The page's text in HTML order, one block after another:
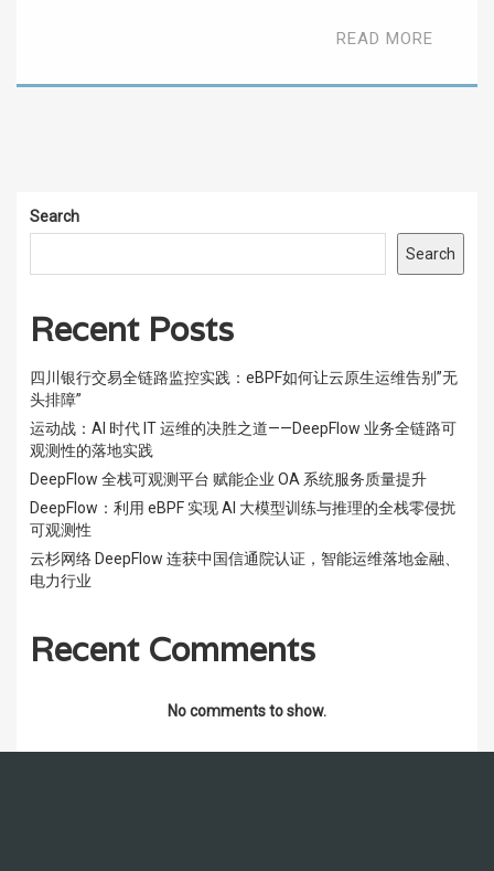
READ MORE
Search
Search
Recent Posts
四川银行交易全链路监控实践：eBPF如何让云原生运维告别”无
头排障”
运动战：AI 时代 IT 运维的决胜之道——DeepFlow 业务全链路可
观测性的落地实践
DeepFlow 全栈可观测平台 赋能企业 OA 系统服务质量提升
DeepFlow：利用 eBPF 实现 AI 大模型训练与推理的全栈零侵扰
可观测性
云杉网络 DeepFlow 连获中国信通院认证，智能运维落地金融、
电力行业
Recent Comments
No comments to show.